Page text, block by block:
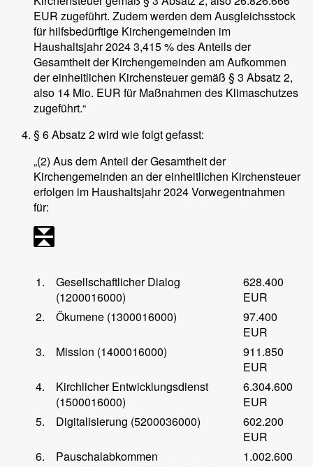
EUR zugeführt. Zudem werden dem Ausgleichsstock
für hilfsbedürftige Kirchengemeinden im
Haushaltsjahr 2024 3,415 % des Anteils der
Gesamtheit der Kirchengemeinden am Aufkommen
der einheitlichen Kirchensteuer gemäß § 3 Absatz 2,
also 14 Mio. EUR für Maßnahmen des Klimaschutzes
zugeführt.“
§ 6 Absatz 2 wird wie folgt gefasst:
„(2) Aus dem Anteil der Gesamtheit der
Kirchengemeinden an der einheitlichen Kirchensteuer
erfolgen im Haushaltsjahr 2024 Vorwegentnahmen
für:
1.
Gesellschaftlicher Dialog
(1200016000)
628.400
EUR
2.
Ökumene (1300016000)
97.400
EUR
3.
Mission (1400016000)
911.850
EUR
4.
Kirchlicher Entwicklungsdienst
(1500016000)
6.304.600
EUR
5.
Digitalisierung (5200036000)
602.200
EUR
6.
Pauschalabkommen
1.002.600